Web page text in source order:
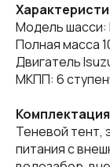
Модель шасси:
Полная масса
Двигатель
МКПП: 6
Теневой тент,
питания с